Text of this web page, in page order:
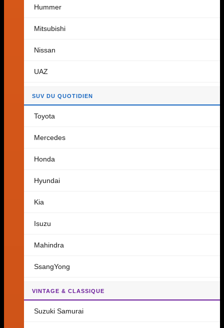
Panier
Retour à la boutique
Hummer
Mitsubishi
Nissan
UAZ
SUV DU QUOTIDIEN
Toyota
Mercedes
Honda
Hyundai
Kia
Isuzu
Mahindra
SsangYong
VINTAGE & CLASSIQUE
Suzuki Samurai